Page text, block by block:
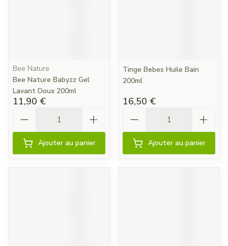
Bee Nature
Bee Nature Babyzz Gel
Lavant Doux 200ml
11,90 €
Ajouter au panier
Tinge Bebes Huile Bain
200ml
16,50 €
Ajouter au panier